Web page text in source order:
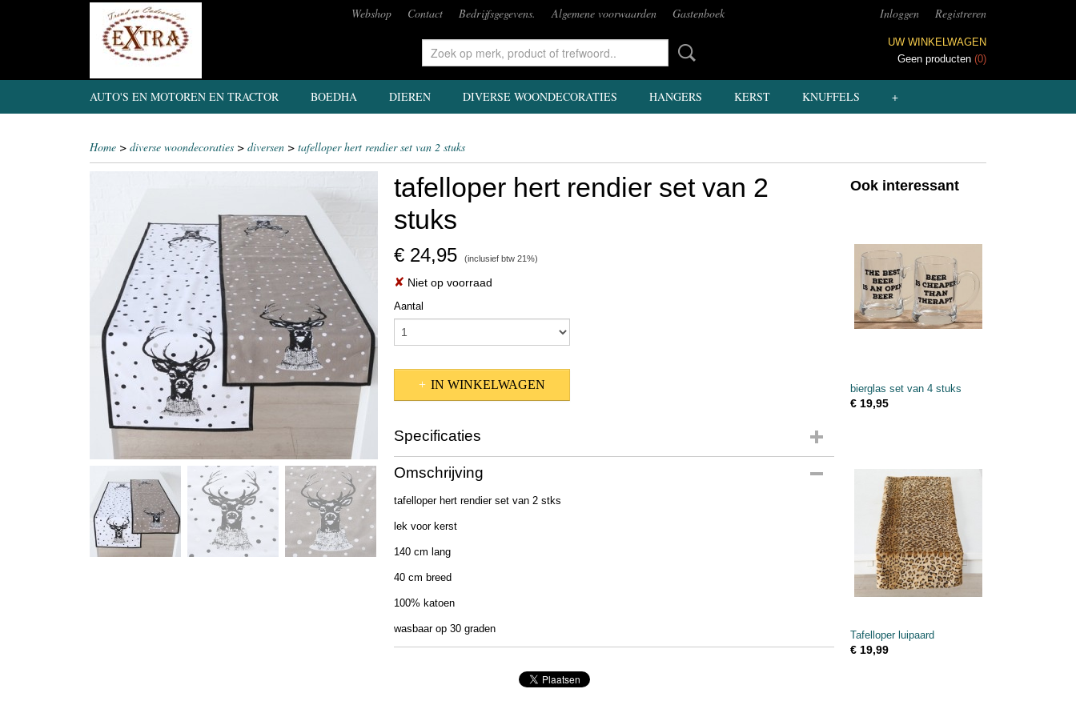
Webshop Contact Bedrijfsgegevens. Algemene voorwaarden Gastenboek Inloggen Registreren
UW WINKELWAGEN
Geen producten (0)
AUTO'S EN MOTOREN EN TRACTOR BOEDHA DIEREN DIVERSE WOONDECORATIES HANGERS KERST KNUFFELS +
Home > diverse woondecoraties > diversen > tafelloper hert rendier set van 2 stuks
tafelloper hert rendier set van 2
stuks
€ 24,95 (inclusief btw 21%)
✘ Niet op voorraad
Aantal
IN WINKELWAGEN
Specificaties
Productcode
EAN code
Afmetingen (l,b,h)
Omschrijving
tafelloper hert rendier set van 2 stks
lek voor kerst
140 cm lang
40 cm breed
100% katoen
wasbaar op 30 graden
Ook interessant
bierglas set van 4 stuks
€ 19,95
Tafelloper luipaard
€ 19,99